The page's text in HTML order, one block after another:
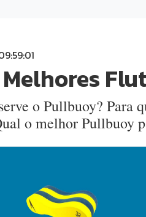
Melhores
o Pullbuoy? Para
o melhor Pullbuoy